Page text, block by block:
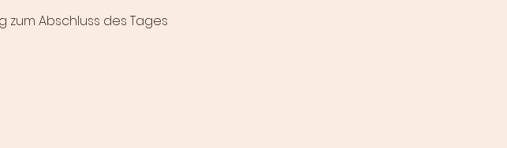
zum Abschluss des Tages